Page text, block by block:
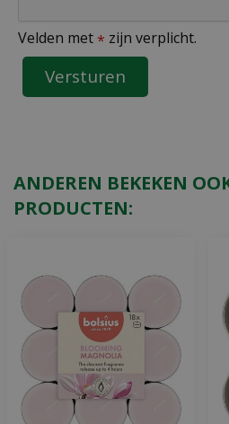
Velden met * zijn verplicht.
ANDEREN BEKEKEN
PRODUCTEN: